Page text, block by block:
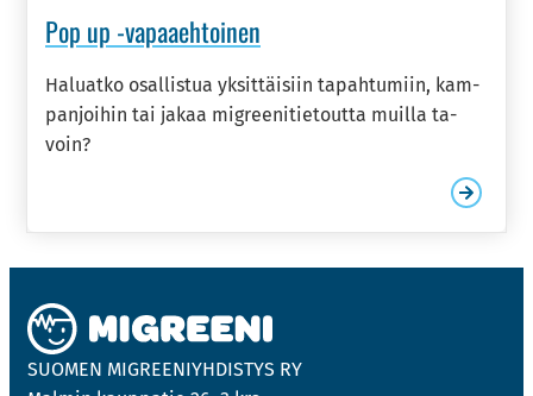
Pop up -​vapaaehtoinen
Ha­luat­ko osal­lis­tua yk­sit­täi­siin ta­pah­tu­miin, kam­
pan­joi­hin tai jakaa migree­ni­tie­tout­ta muil­la ta­
voin?
SUO­MEN MIGREE­NIYH­DIS­TYS RY